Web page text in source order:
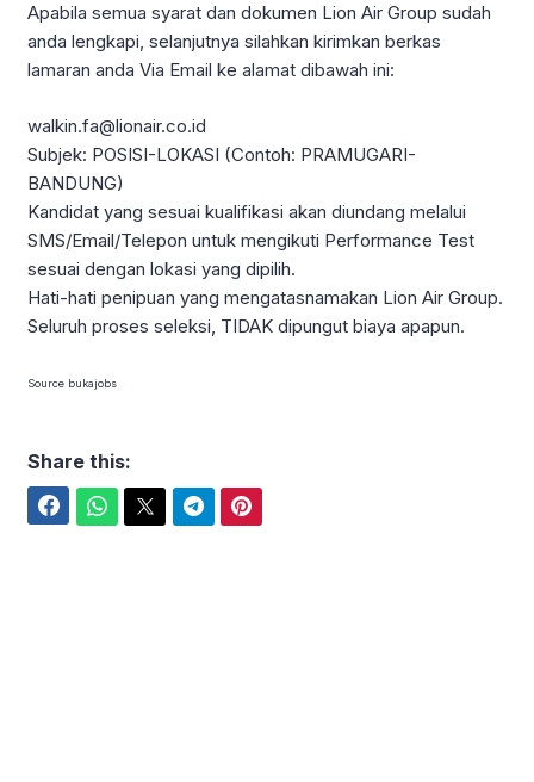
Apabila semua syarat dan dokumen Lion Air Group sudah
anda lengkapi, selanjutnya silahkan kirimkan berkas
lamaran anda Via Email ke alamat dibawah ini:
walkin.fa@lionair.co.id
Subjek: POSISI-LOKASI (Contoh: PRAMUGARI-
BANDUNG)
Kandidat yang sesuai kualifikasi akan diundang melalui
SMS/Email/Telepon untuk mengikuti Performance Test
sesuai dengan lokasi yang dipilih.
Hati-hati penipuan yang mengatasnamakan Lion Air Group.
Seluruh proses seleksi, TIDAK dipungut biaya apapun.
Source bukajobs
Share this: